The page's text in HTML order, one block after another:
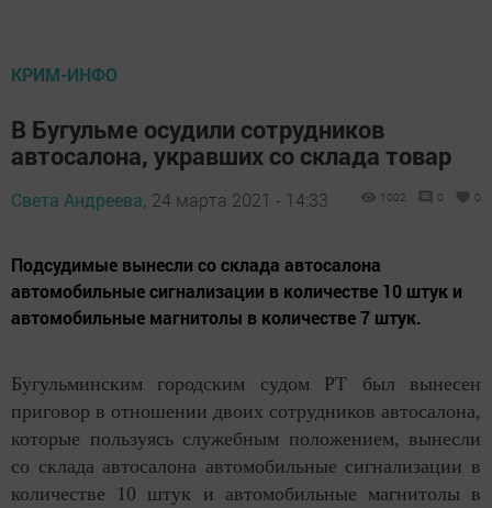
КРИМ-ИНФО
В Бугульме осудили сотрудников
автосалона, укравших со склада товар
Света Андреева, 24 марта 2021 - 14:33 1002 0 0
Подсудимые вынесли со склада автосалона
автомобильные сигнализации в количестве 10 штук и
автомобильные магнитолы в количестве 7 штук.
Бугульминским городским судом РТ был вынесен
приговор в отношении двоих сотрудников автосалона,
которые пользуясь служебным положением, вынесли
со склада автосалона автомобильные сигнализации в
количестве 10 штук и автомобильные магнитолы в